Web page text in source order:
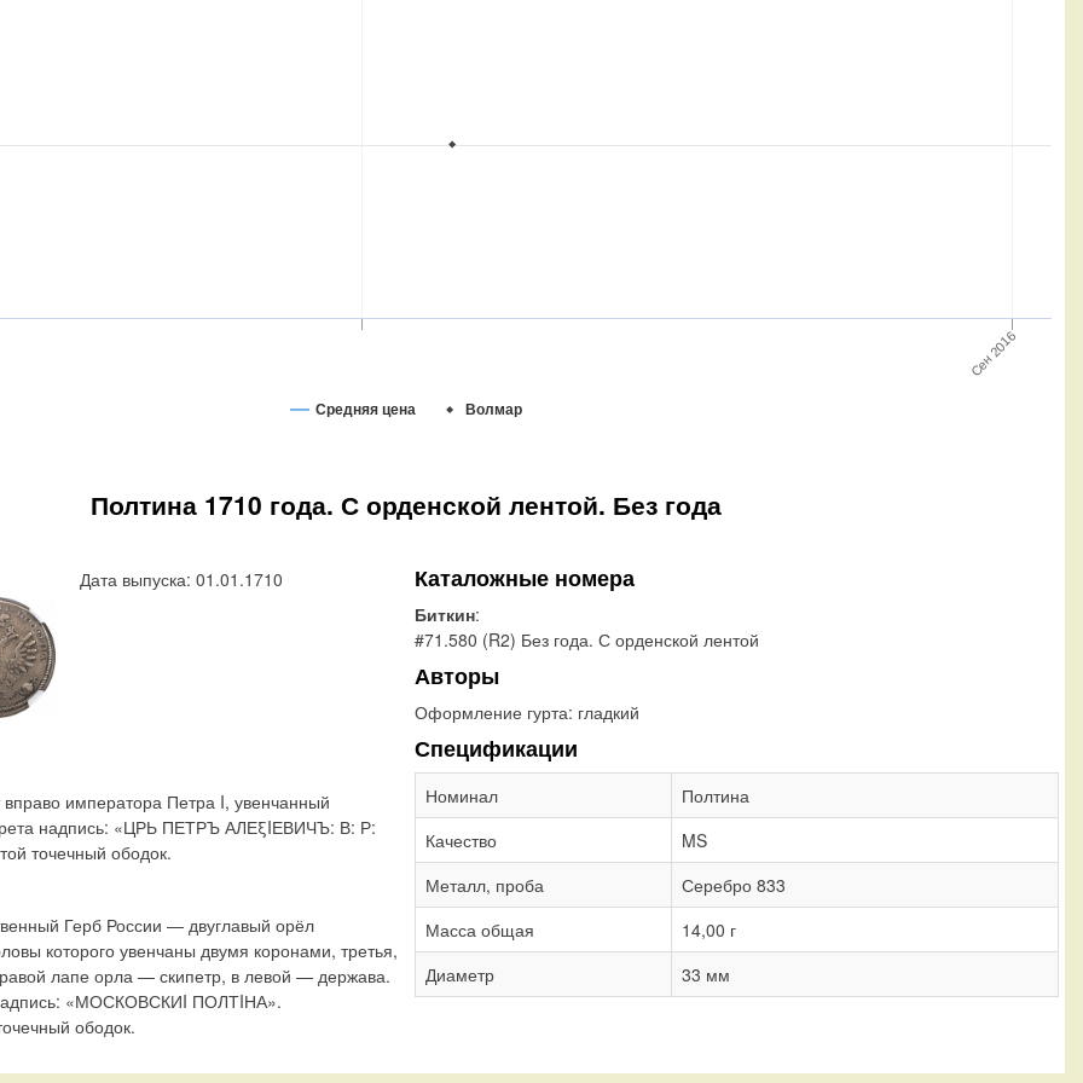
Средняя цена Волмар
Сен 2016
Полтина 1710 года. С орденской лентой. Без года
Дата выпуска: 01.01.1710
императора Петра I, увенчанный
надпись: «ЦРЬ ПЕТРЪ АЛЕξIЕВИЧЪ: В: Р:
точечный ободок.
Герб России — двуглавый орёл
которого увенчаны двумя коронами, третья,
лапе орла — скипетр, в левой — держава.
надпись: «МОСКОВСКИI ПОЛТIНА».
ободок.
Каталожные номера
Биткин:
#71.580 (R2) Без года. С орденской лентой
Авторы
Оформление гурта: гладкий
Спецификации
Номинал
Полтина
Качество
MS
Металл, проба
Серебро 833
Масса общая
14,00 г
Диаметр
33 мм